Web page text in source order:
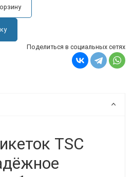
Поделиться в социальных сетях
TSC